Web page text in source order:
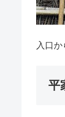
入口
平